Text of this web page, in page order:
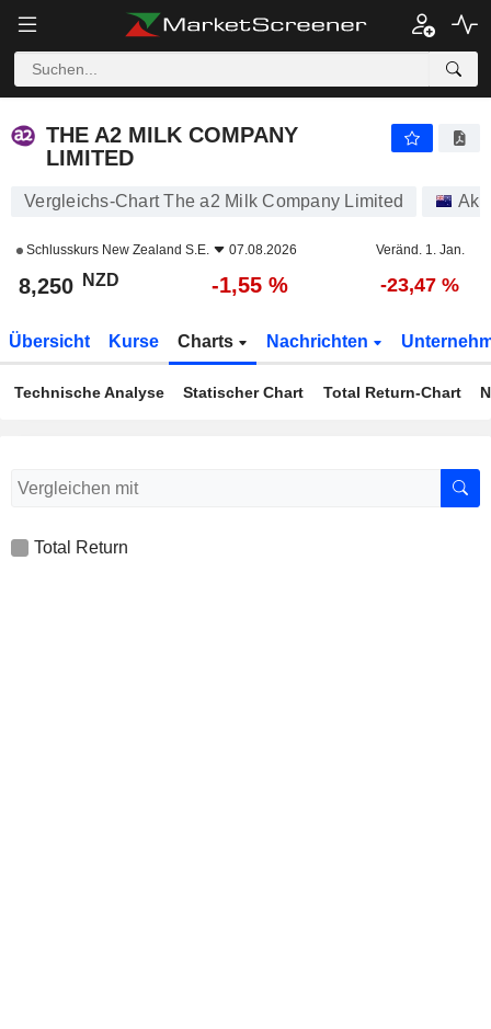
THE A2 MILK COMPANY
LIMITED
Vergleichs-Chart The a2 Milk Company Limited
Schlusskurs New Zealand S.E. 07.08.2026 Veränd. 1. Jan.
8,250 NZD -1,55 % -23,47 %
Übersicht Kurse Charts Nachrichten
Technische Analyse Statischer Chart Total Return-Chart
Total Return